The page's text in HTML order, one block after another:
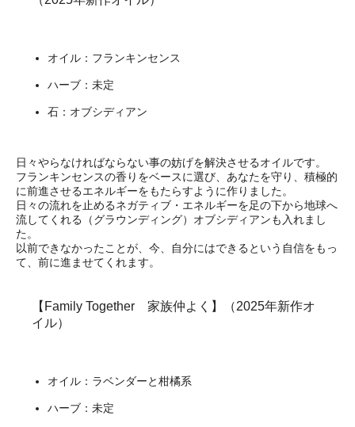
オイル：フランキンセンス
ハーブ：未定
石：オブシディアン
日々やらなければならない事の妨げを解決させるオイルです。
フランキンセンスの香りをベースに選び、あなたを守り、積極的
に前進させるエネルギーをもたらすように作りました。
日々の流れを止めるネガティブ・エネルギーを足の下から地球へ
流してくれる（グラウンディング）オブシディアンも入れまし
た。
以前できなかったことが、今、自分にはできるという自信をもっ
て、前に進ませてくれます。
【Family Together 家族仲よく】（2025年新作オ
イル）
オイル：ラベンダーと柑橘系
ハーブ：未定